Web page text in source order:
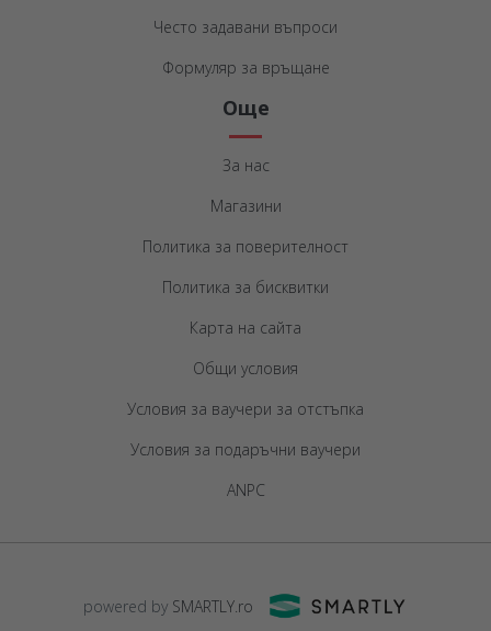
Често задавани въпроси
Формуляр за връщане
Още
За нас
Магазини
Политика за поверителност
Политика за бисквитки
Карта на сайта
Общи условия
Условия за ваучери за отстъпка
Условия за подаръчни ваучери
ANPC
powered by SMARTLY.ro